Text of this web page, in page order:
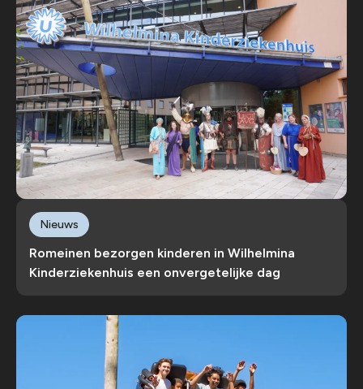
Romeinen bezorgen kinderen in Wilhelmina
Kinderziekenhuis een onvergetelijke dag
Nieuws